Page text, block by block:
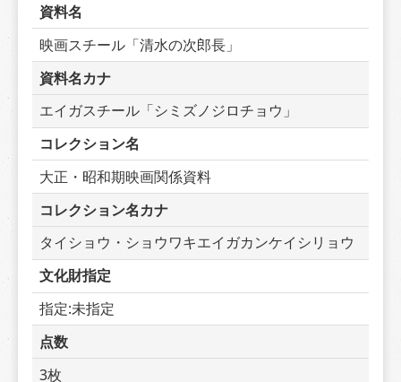
資料名
映画スチール「清水の次郎長」
資料名カナ
エイガスチール「シミズノジロチョウ」
コレクション名
大正・昭和期映画関係資料
コレクション名カナ
タイショウ・ショウワキエイガカンケイシリョウ
文化財指定
指定:未指定
点数
3枚